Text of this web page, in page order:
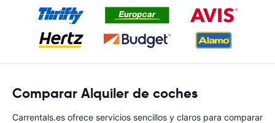
Comparar Alquiler de coches
Carrentals.es ofrece servicios sencillos y claros para comparar